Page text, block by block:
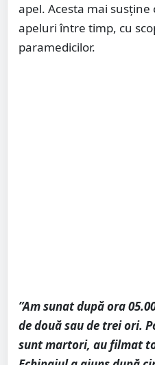
apel. Acesta mai susține
apeluri între timp, cu
paramedicilor.
”Am sunat după ora
de două sau de trei ori.
sunt martori, au filmat